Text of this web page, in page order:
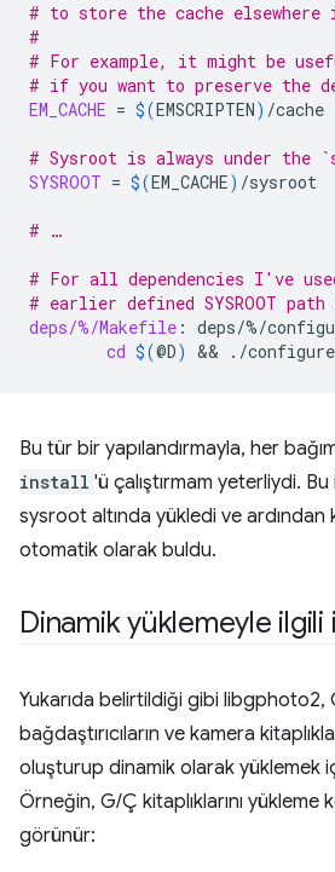
# to store the cache elsewhere
#
# For example, it might be
# if you want to preserve the
EM_CACHE = $(EMSCRIPTEN) /cache
# Sysroot is always under the
SYSROOT = $(EM_CACHE) /sysroot
# …
# For all dependencies I've
# earlier defined SYSROOT
deps/%/Makefile : deps/%/
cd $(@D) && ./configure
Bu tür bir yapılandırmayla, her
install 'ü çalıştırmam yeterliydi. Bu
sysroot altında yükledi ve ardından
otomatik olarak buldu.
Dinamik yüklemeyle ilgili
Yukarıda belirtildiği gibi libgphoto2,
bağdaştırıcıların ve kamera
oluşturup dinamik olarak yüklemek
Örneğin, G/Ç kitaplıklarını yükleme
görünür: